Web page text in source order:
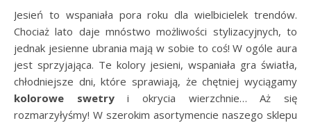
Jesień to wspaniała pora roku dla wielbicielek trendów.
Chociaż lato daje mnóstwo możliwości stylizacyjnych, to
jednak jesienne ubrania mają w sobie to coś! W ogóle aura
jest sprzyjająca. Te kolory jesieni, wspaniała gra światła,
chłodniejsze dni, które sprawiają, że chętniej wyciągamy
kolorowe swetryi okrycia wierzchnie… Aż się
rozmarzyłyśmy! W szerokim asortymencie naszego sklepu